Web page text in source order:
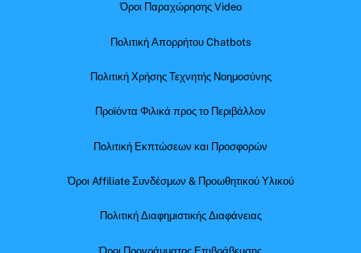
Όροι Παραχώρησης Video
Πολιτική Απορρήτου Chatbots
Πολιτική Χρήσης Τεχνητής Νοημοσύνης
Προϊόντα Φιλικά προς το Περιβάλλον
Πολιτική Εκπτώσεων και Προσφορών
Όροι Affiliate Συνδέσμων & Προωθητικού Υλικού
Πολιτική Διαφημιστικής Διαφάνειας